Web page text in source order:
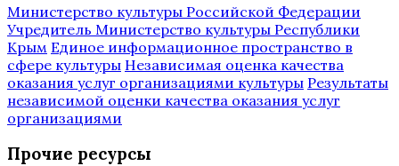
Министерство культуры Российской Федерации
Учредитель Министерство культуры Республики
Крым Единое информационное пространство в
сфере культуры Независимая оценка качества
оказания услуг организациями культуры Результаты
независимой оценки качества оказания услуг
организациями
Прочие ресурсы